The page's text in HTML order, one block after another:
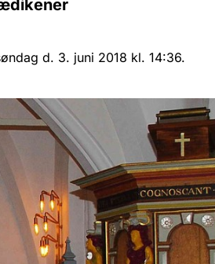
d. 3. juni 2018 kl. 14:36.